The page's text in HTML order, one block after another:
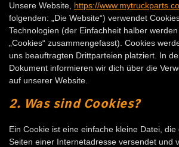
Unsere Website, https://
folgenden: „Die Website“) verwendet
Technologien (der Einfachheit halber
„Cookies“ zusammengefasst). Cookies
uns beauftragten Drittparteien platziert. In
Dokument informieren wir dich über die
auf unserer Website.
2. Was sind Cookies?
Ein Cookie ist eine einfache kleine Datei,
Seiten einer Internetadresse versendet und